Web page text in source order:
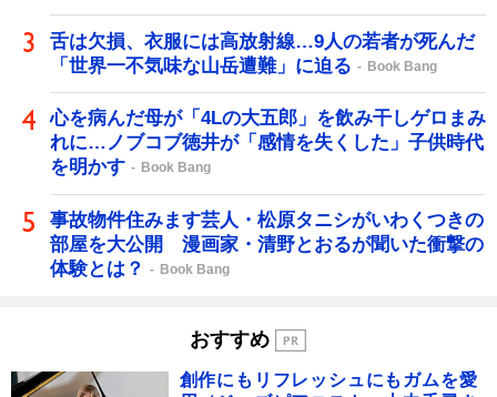
舌は欠損、衣服には高放射線…9人の若者が死んだ
「世界一不気味な山岳遭難」に迫る
Book Bang
心を病んだ母が「4Lの大五郎」を飲み干しゲロまみ
れに…ノブコブ徳井が「感情を失くした」子供時代
を明かす
Book Bang
事故物件住みます芸人・松原タニシがいわくつきの
部屋を大公開 漫画家・清野とおるが聞いた衝撃の
体験とは？
Book Bang
おすすめ
創作にもリフレッシュにもガムを愛